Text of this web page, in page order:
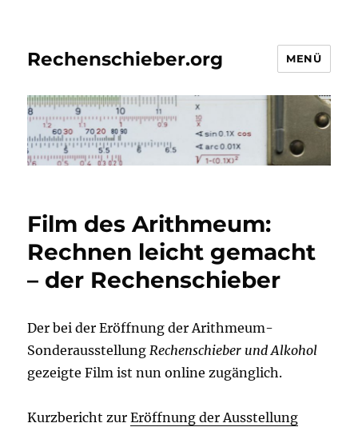
Rechenschieber.org MENÜ
Film des Arithmeum:
Rechnen leicht gemacht
– der Rechenschieber
Der bei der Eröffnung der Arithmeum-
SonderausstellungRechenschieber und Alkohol
gezeigte Film ist nun online zugänglich.
Kurzbericht zurEröffnung der Ausstellung